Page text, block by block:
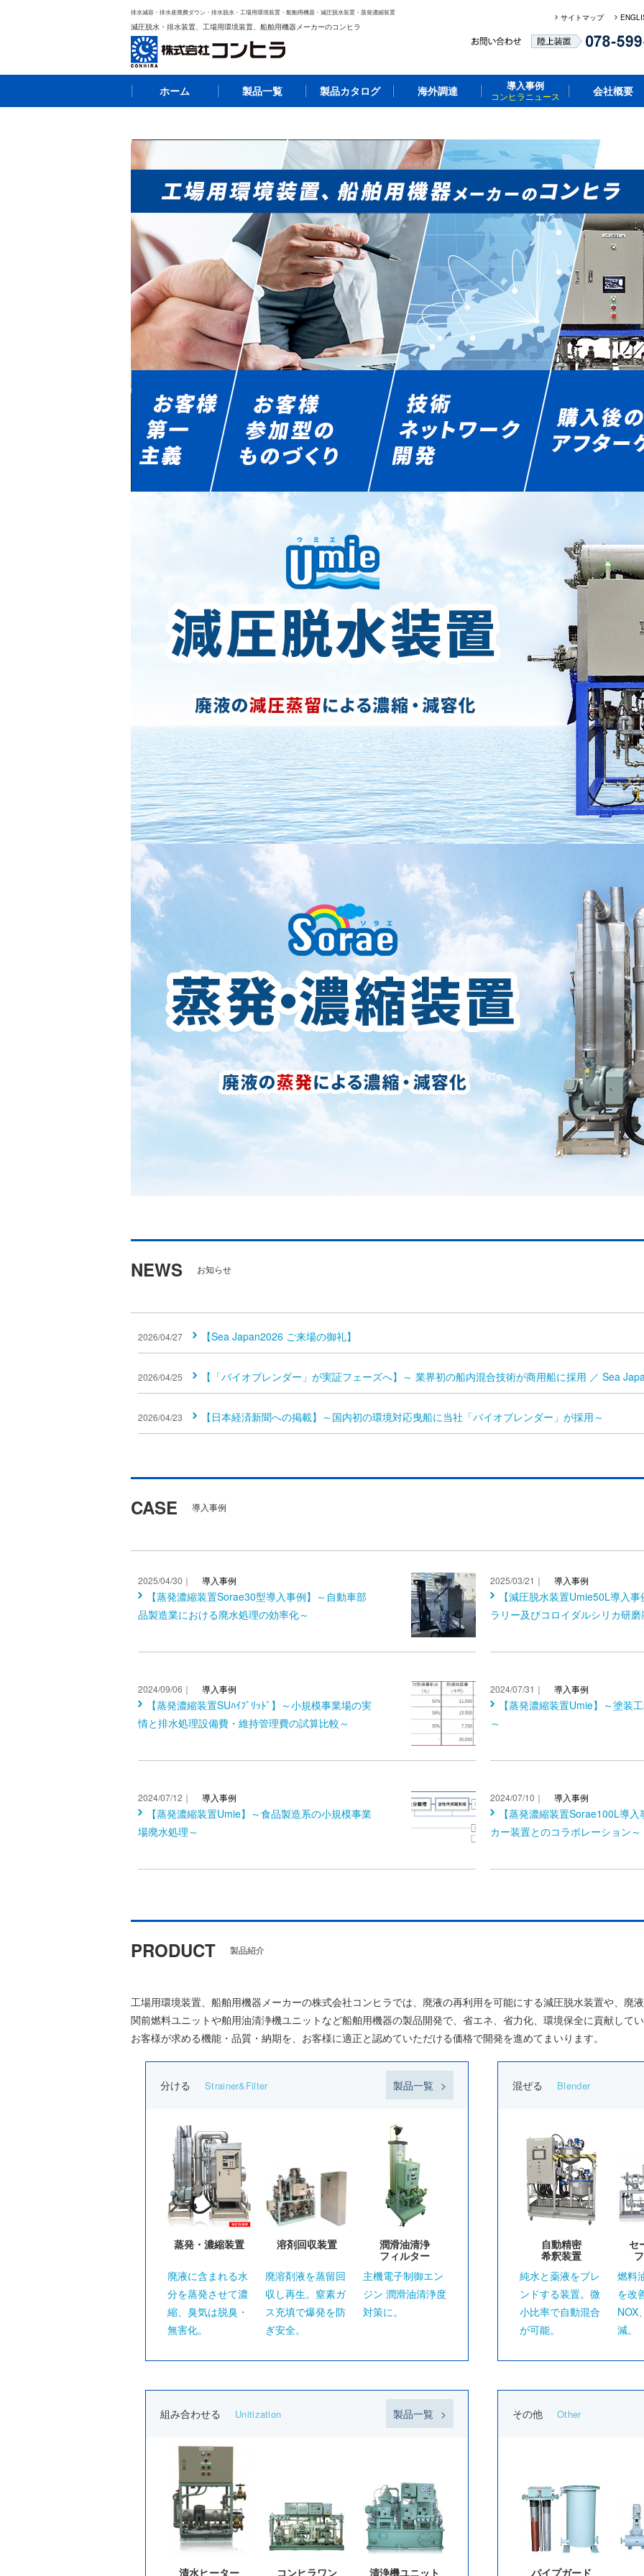
排水減容・排水産廃費ダウン・排水脱水・工場用環境装置・船舶用機器・減圧脱水装置・蒸発濃縮装置
減圧脱水・排水装置、工場用環境装置、船舶用機器メーカーのコンヒラ
サイトマップ
ホーム 製品一覧 製品カタログ 海外調達 導入事例
コンヒラニュース 会社概要
NEWS お知らせ
2026/04/27 【Sea Japan2026 ご来場の御礼】
2026/04/25 【「バイオブレンダー」が実証フェーズへ】～ 業界初の船内混合技術が商用船に採用 ／ Sea
2026/04/23 【日本経済新聞への掲載】～国内初の環境対応曳船に当社「バイオブレンダー」が採用～
CASE 導入事例
2025/04/30｜ 導入事例
【蒸発濃縮装置Sorae30型導入事例】～自動車部
品製造業における廃水処理の効率化～
2025/03/21｜ 導入事例
【減圧脱水装置Umie50L導入
ラリー及びコロイダルシリカ研
2024/09/06｜ 導入事例
【蒸発濃縮装置SUﾊｲﾌﾞﾘｯﾄﾞ】～小規模事業場の実
情と排水処理設備費・維持管理費の試算比較～
2024/07/31｜ 導入事例
【蒸発濃縮装置Umie】～塗装
～
2024/07/12｜ 導入事例
【蒸発濃縮装置Umie】～食品製造系の小規模事業
場廃水処理～
2024/07/10｜ 導入事例
【蒸発濃縮装置Sorae100L導
カー装置とのコラボレーション～
PRODUCT 製品紹介
工場用環境装置、船舶用機器メーカーの株式会社コンヒラでは、廃液の再利用を可能にする減圧脱水装置や、廃
関前燃料ユニットや舶用油清浄機ユニットなど船舶用機器の製品開発で、省エネ、省力化、環境保全に貢献して
お客様が求める機能・品質・納期を、お客様に適正と認めていただける価格で開発を進めてまいります。
分ける Strainer&Filter 製品一覧
蒸発・濃縮装置
廃液に含まれる水
分を蒸発させて濃
縮、臭気は脱臭・
無害化。
溶剤回収装置
廃溶剤液を蒸留回
収し再生。窒素ガ
ス充填で爆発を防
ぎ安全。
潤滑油清浄
フィルター
主機電子制御エン
ジン 潤滑油清浄度
対策に。
混ぜる Blender
自動精密
希釈装置
純水と薬液をブレ
ンドする装置。微
小比率で自動混合
が可能。
セ
燃料
を改
NOX
減。
組み合わせる Unitization 製品一覧
清水ヒーター コンヒラワン 清浄機ユニット
その他 Other
パイプガード